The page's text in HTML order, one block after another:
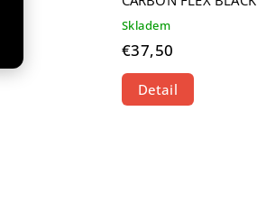
Skladem
€37,50
Detail